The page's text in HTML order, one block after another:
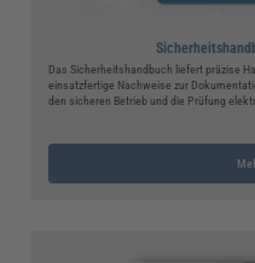
Das Sicherheitshandbuch liefert präzise
einsatzfertige Nachweise zur
den sicheren Betrieb und die Prüfung